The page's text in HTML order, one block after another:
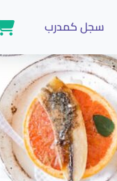
سجل كمدرب